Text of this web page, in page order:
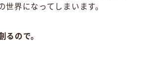
世界になってしまいます。
るので。